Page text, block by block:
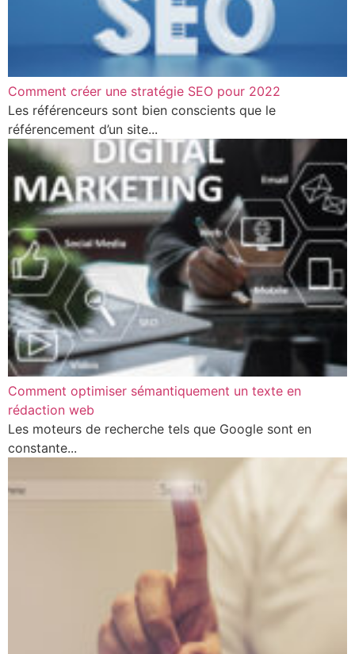
Comment créer une stratégie SEO pour 2022
Les référenceurs sont bien conscients que le
référencement d’un site...
Comment optimiser sémantiquement un texte en
rédaction web
Les moteurs de recherche tels que Google sont en
constante...